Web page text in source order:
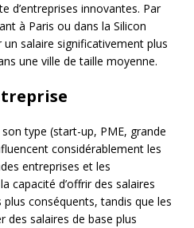
d’entreprises innovantes. Par
à Paris ou dans la Silicon
salaire significativement plus
une ville de taille moyenne.
type (start-up, PME, grande
considérablement les
entreprises et les
capacité d’offrir des salaires
conséquents, tandis que les
des salaires de base plus